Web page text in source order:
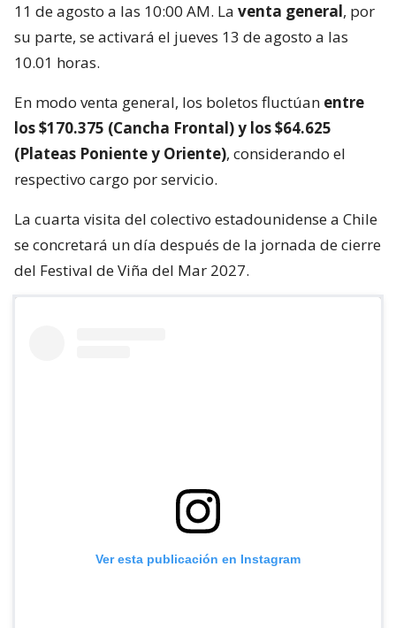
11 de agosto a las 10:00 AM. La venta general, por
su parte, se activará el jueves 13 de agosto a las
10.01 horas.
En modo venta general, los boletos fluctúan entre
los $170.375 (Cancha Frontal) y los $64.625
(Plateas Poniente y Oriente), considerando el
respectivo cargo por servicio.
La cuarta visita del colectivo estadounidense a Chile
se concretará un día después de la jornada de cierre
del Festival de Viña del Mar 2027.
Ver esta publicación en Instagram